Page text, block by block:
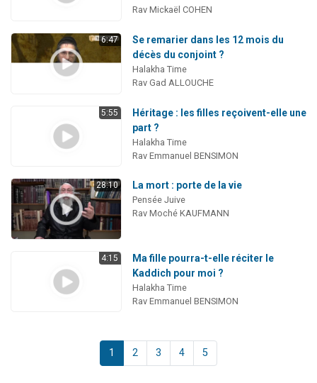
Rav Mickaël COHEN
6:47
Se remarier dans les 12 mois du
décès du conjoint ?
Halakha Time
Rav Gad ALLOUCHE
5:55
Héritage : les filles reçoivent-elle une
part ?
Halakha Time
Rav Emmanuel BENSIMON
28:10 La mort : porte de la vie
Pensée Juive
Rav Moché KAUFMANN
4:15
Ma fille pourra-t-elle réciter le
Kaddich pour moi ?
Halakha Time
Rav Emmanuel BENSIMON
1 2 3 4 5